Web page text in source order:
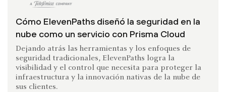
Cómo ElevenPaths diseñó la seguridad en la
nube como un servicio con Prisma Cloud
Dejando atrás las herramientas y los enfoques de
seguridad tradicionales, ElevenPaths logra la
visibilidad y el control que necesita para proteger la
infraestructura y la innovación nativas de la nube de
sus clientes.